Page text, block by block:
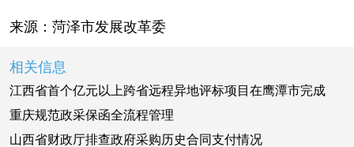
来源：菏泽市发展改革委
相关信息
江西省首个亿元以上跨省远程异地评标项目在鹰潭市完成
重庆规范政采保函全流程管理
山西省财政厅排查政府采购历史合同支付情况